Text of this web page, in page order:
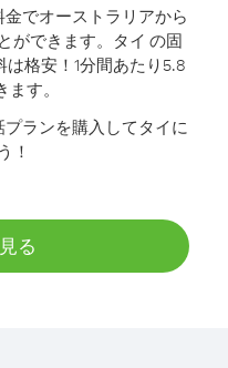
でオーストラリアから
ができます。
タイ の固
格安！1分間あたり5.8
す。
ランを購入してタイに
！
る